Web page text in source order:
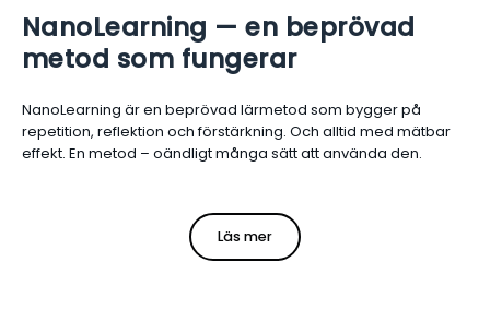
NanoLearning — en beprövad
metod som fungerar
NanoLearning är en beprövad lärmetod som bygger på
repetition, reflektion och förstärkning. Och alltid med mätbar
effekt. En metod – oändligt många sätt att använda den.
Läs mer